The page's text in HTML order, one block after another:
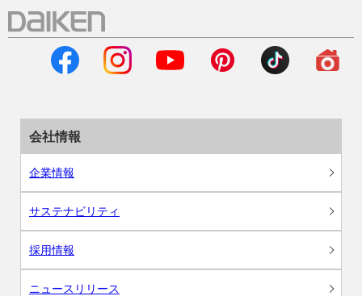
会社情報
企業情報
サステナビリティ
採用情報
ニュースリリース